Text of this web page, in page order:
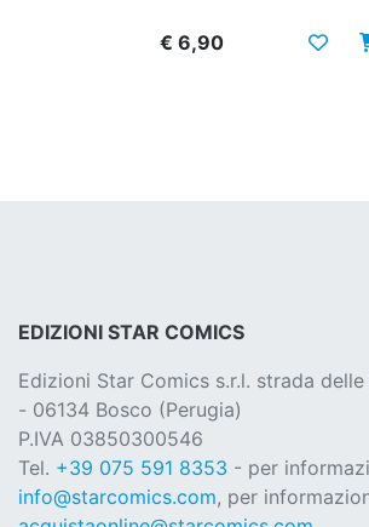
€ 6,90
EDIZIONI STAR COMICS
Edizioni Star Comics s.r.l. strada
- 06134 Bosco (Perugia)
P.IVA 03850300546
Tel. +39 075 591 8353 - per
info@starcomics.com, per